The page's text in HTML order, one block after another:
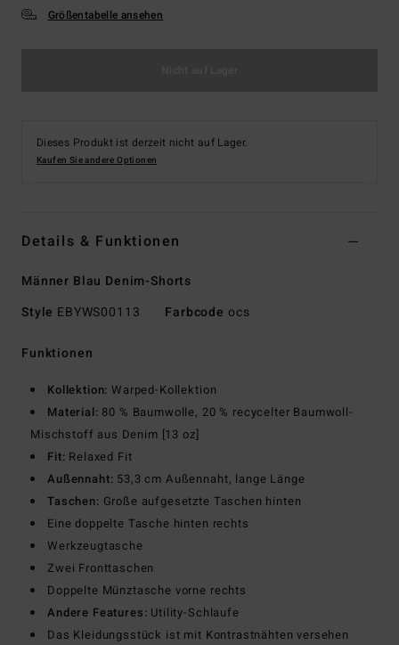
Größentabelle ansehen
Dieses Produkt ist derzeit nicht auf Lager.
Kaufen Sie andere Optionen
Details & Funktionen
Männer Blau Denim-Shorts
Style EBYWS00113 Farbcode ocs
Funktionen
Kollektion: Warped-Kollektion
Material: 80 % Baumwolle, 20 % recycelter Baumwoll-
Mischstoff aus Denim [13 oz]
Fit: Relaxed Fit
Außennaht: 53,3 cm Außennaht, lange Länge
Taschen: Große aufgesetzte Taschen hinten
Eine doppelte Tasche hinten rechts
Werkzeugtasche
Zwei Fronttaschen
Doppelte Münztasche vorne rechts
Andere Features: Utility-Schlaufe
Das Kleidungsstück ist mit Kontrastnähten versehen